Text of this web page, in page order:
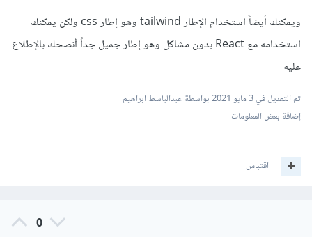
ويمكنك أيضاً استخدام الإطار tailwind وهو إطار css ولكن يمكنك
استخدامه مع React بدون مشاكل وهو إطار جميل جداً أنصحك بالإطلاع
عليه
تم التعديل في3 مايو 2021
بواسطة عبدالباسط ابراهيم
إضافة بعض المعلومات
اقتباس
0